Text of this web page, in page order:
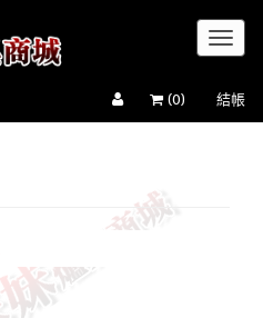
(0) 結帳